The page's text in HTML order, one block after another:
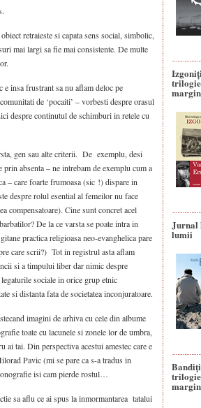
retraieste si capata sens social, simbolic,
mai largi sa fie mai consistente. De multe
insa frustrant sa nu aflam deloc pe
de ‘pocaiti’ – vorbesti despre orasul
despre continutul de schimburi in retele cu
gen sau alte criterii. De exemplu, desi
absenta – ne intrebam de exemplu cum a
– care foarte frumoasa (sic !) dispare in
despre rolul esential al femeilor nu face
compensatoare). Cine sunt concret acel
De la ce varsta se poate intra in
practica religioasa neo-evanghelica pare
care scrii?) Tot in registrul asta aflam
si a timpului liber dar nimic despre
sociale in orice grup etnic
si distanta fata de societatea inconjuratoare.
imagini de arhiva cu cele din albume
toate cu lacunele si zonele lor de umbra,
ai tai. Din perspectiva acestui amestec care e
Pavic (mi se pare ca s-a tradus in
isi cam pierde rostul…
sa aflu ce ai spus la inmormantarea tatalui
Jurnal
lumii